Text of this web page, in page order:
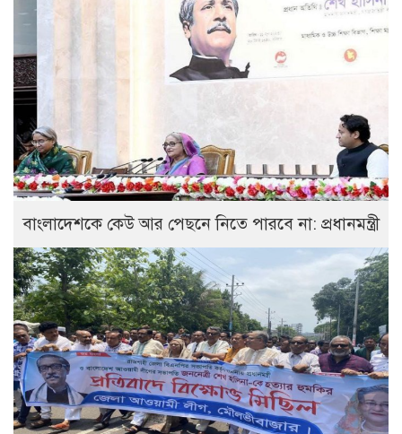
বাংলাদেশকে কেউ আর পেছনে নিতে পারবে না: প্রধানমন্ত্রী